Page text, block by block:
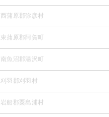
西蒲原郡弥彦村
東蒲原郡阿賀町
南魚沼郡湯沢町
刈羽郡刈羽村
岩船郡粟島浦村